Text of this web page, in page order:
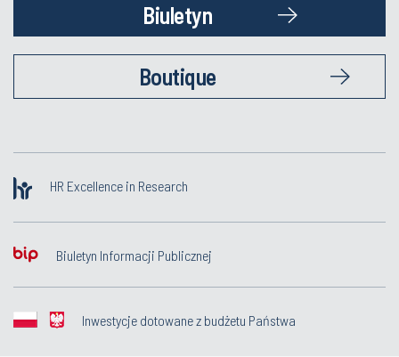
Biuletyn
Boutique
HR Excellence in Research
Biuletyn Informacji Publicznej
Inwestycje dotowane z budżetu Państwa